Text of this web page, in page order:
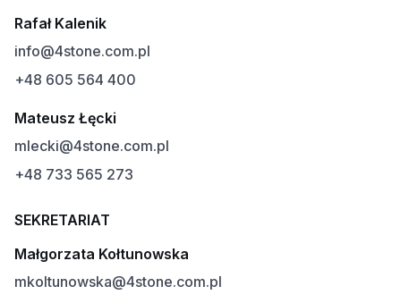
Rafał Kalenik
info@4stone.com.pl
+48 605 564 400
Mateusz Łęcki
mlecki@4stone.com.pl
+48 733 565 273
SEKRETARIAT
Małgorzata Kołtunowska
mkoltunowska@4stone.com.pl